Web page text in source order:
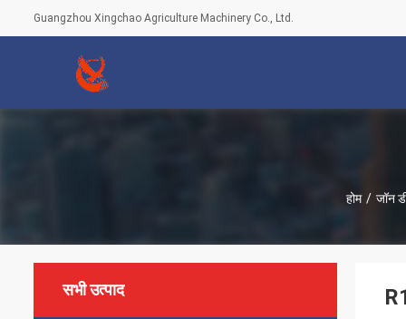
Guangzhou Xingchao Agriculture Machinery Co., Ltd.
होम / जॉन
सभी उत्पाद